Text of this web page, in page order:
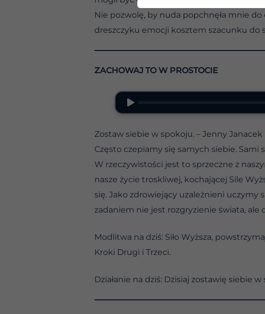
Nie pozwolę, by nuda popchnęła mnie
dreszczyku emocji kosztem szacunku do
ZACHOWAJ TO W PROSTOCIE
Zostaw siebie w spokoju. – Jenny Janacek
Często czepiamy się samych siebie. Sami
W rzeczywistości jest to sprzeczne z
nasze życie troskliwej, kochającej Sile
się. Jako zdrowiejący uzależnieni uczymy
zadaniem nie jest rozgryzienie świata, ale
Modlitwa na dziś: Siło Wyższa,
Kroki Drugi i Trzeci.
Działanie na dziś: Dzisiaj zostawię siebie